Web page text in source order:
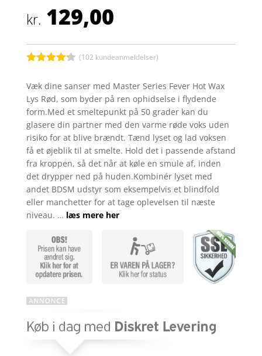
kr. 129,00
ud af 5
baseret
på
kundebedø
mmelser
(102 kundeanmeldelser)
Væk dine sanser med Master Series Fever Hot Wax
Lys Rød, som byder på ren ophidselse i flydende
form.Med et smeltepunkt på 50 grader kan du
glasere din partner med den varme røde voks uden
risiko for at blive brændt. Tænd lyset og lad voksen
få et øjeblik til at smelte. Hold det i passende afstand
fra kroppen, så det når at køle en smule af, inden
det drypper ned på huden.Kombinér lyset med
andet BDSM udstyr som eksempelvis et blindfold
eller manchetter for at tage oplevelsen til næste
niveau. … læs mere her